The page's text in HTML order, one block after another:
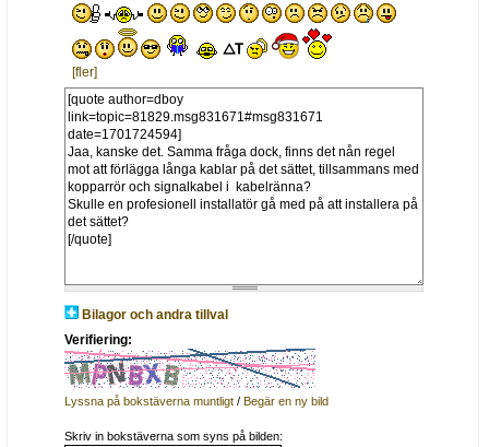
[fler]
Bilagor och andra tillval
Verifiering:
Lyssna på bokstäverna muntligt /Begär en ny bild
Skriv in bokstäverna som syns på bilden: